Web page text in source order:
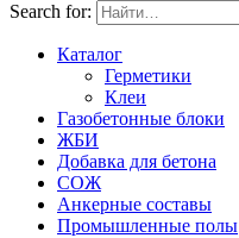
Search for:
Каталог
Герметики
Клеи
Газобетонные блоки
ЖБИ
Добавка для бетона
СОЖ
Анкерные составы
Промышленные полы